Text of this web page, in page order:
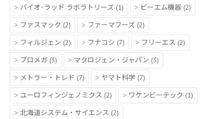
バイオ･ラッド ラボラトリーズ (1) ビーエム機器 (2)
ファスマック (2) ファーマフーズ (2)
フィルジェン (2) フナコシ (7) フリーエス (2)
プロメガ (3) マクロジェン・ジャパン (3)
メトラー・トレド (7) ヤマト科学 (7)
ユーロフィンジェノミクス (2) ワケンビーテック (1)
北海道システム・サイエンス (2)